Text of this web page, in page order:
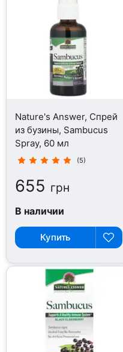
Nature's Answer, Спрей
из бузины, Sambucus
Spray, 60 мл
(5)
655 грн
В наличии
Купить